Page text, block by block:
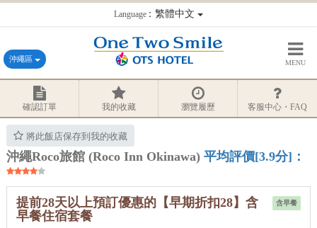
Language：繁體中文
沖繩區 MENU
確認訂單 我的收藏 瀏覽履歷 客服中心・FAQ
將此飯店保存到我的收藏
沖繩Roco旅館 (Roco Inn Okinawa) 平均評價[3.9分]：
含早餐
提前28天以上預訂優惠的【早期折扣28】含
早餐住宿套餐